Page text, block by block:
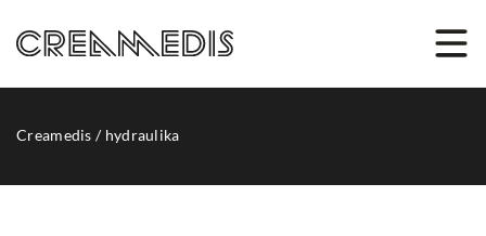
Creamedis / hydraulika